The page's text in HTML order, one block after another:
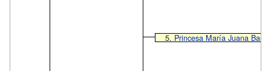
5.Princesa María Juana